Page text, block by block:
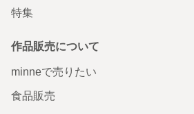
特集
作品販売について
minneで売りたい
食品販売